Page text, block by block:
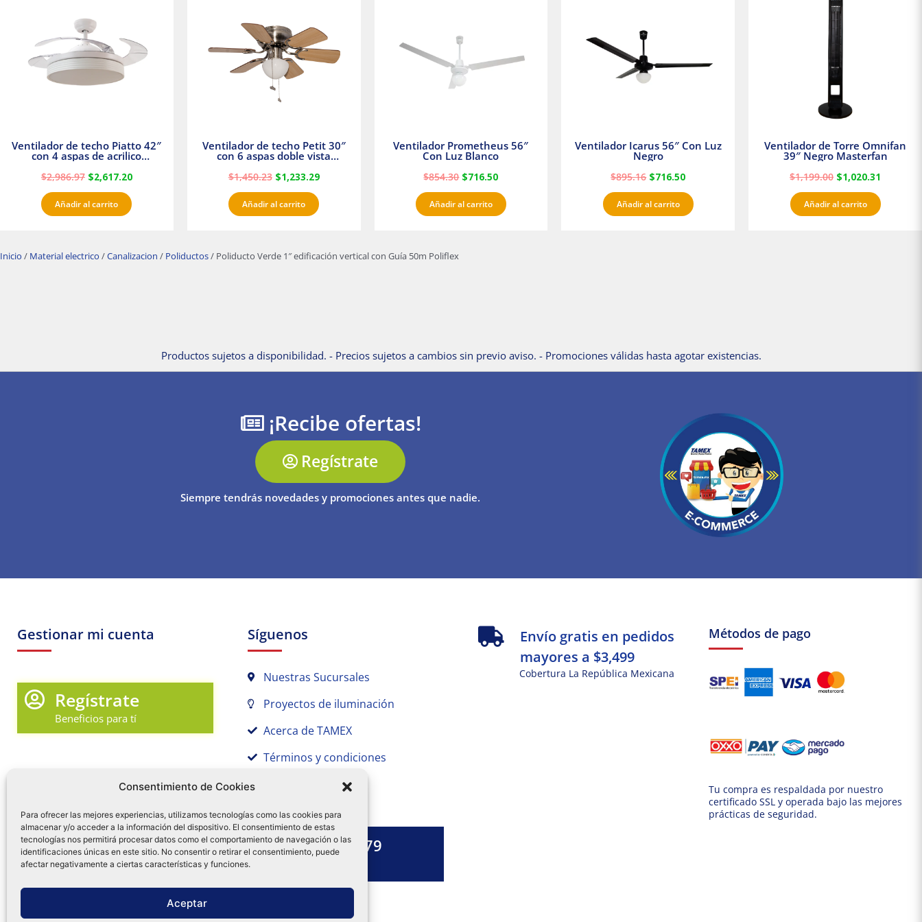
Consentimiento de Cookies
Para ofrecer las mejores experiencias, utilizamos tecnologías como las cookies para
almacenar y/o acceder a la información del dispositivo. El consentimiento de estas
tecnologías nos permitirá procesar datos como el comportamiento de navegación o las
identificaciones únicas en este sitio. No consentir o retirar el consentimiento, puede
afectar negativamente a ciertas características y funciones.
Aceptar
Ventilador de techo Piatto 42″
con 4 aspas de acrilico
$2,986.97
$2,986.97.
$2,617.20
Añadir al carrito
Ventilador de techo Petit 30″
con 6 aspas doble vista
$1,450.23 $1,233.29
Añadir al carrito
Ventilador Prometheus 56″
Con Luz Blanco
$854.30 $716.50
Añadir al carrito
Ventilador Icarus 56″ Con Luz
Negro
$895.16 $716.50
Añadir al carrito
Ventilador de Torre Omnifan
39″ Negro Masterfan
$1,199.00
era:
$1,199.00.
$1,020.31
Añadir al carrito
Inicio / Material electrico /Canalizacion / Poliductos/ Poliducto Verde 1″ edificación vertical con Guía 50m Poliflex
Productos sujetos a disponibilidad. - Precios sujetos a cambios sin previo aviso. - Promociones válidas hasta agotar existencias.
¡Recibe ofertas!
Regístrate
Siempre tendrás novedades y promociones antes que nadie.
Gestionar mi cuenta
Regístrate
Beneficios para tí
Mi Cuenta en Tamex
Mis Favoritos
Síguenos
Nuestras Sucursales
Proyectos de iluminación
Acerca de TAMEX
Términos y condiciones
Aviso de Privacidad
55 1328 13 79
Facebook-
Instagram
Linkedin-
Envío gratis en pedidos
mayores a $3,499
Cobertura La República Mexicana
Métodos de pago
Tu compra es respaldada por nuestro
certificado SSL y operada bajo las mejores
prácticas de seguridad.